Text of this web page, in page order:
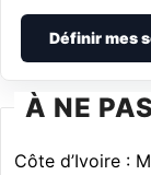
Définir mes
À NE
Côte d’Ivoire :